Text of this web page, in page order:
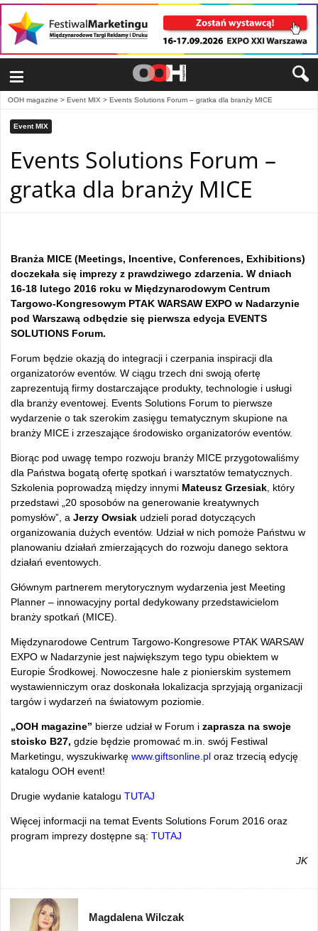
≡
OOH magazine > Event MIX > Events Solutions Forum – gratka dla branży MICE
Event MIX
Events Solutions Forum –
gratka dla branży MICE
Branża MICE (Meetings, Incentive, Conferences, Exhibitions)
doczekała się imprezy z prawdziwego zdarzenia. W dniach
16-18 lutego 2016 roku w Międzynarodowym Centrum
Targowo-Kongresowym PTAK WARSAW EXPO w Nadarzynie
pod Warszawą odbędzie się pierwsza edycja EVENTS
SOLUTIONS Forum.
Forum będzie okazją do integracji i czerpania inspiracji dla
organizatorów eventów. W ciągu trzech dni swoją ofertę
zaprezentują firmy dostarczające produkty, technologie i usługi
dla branży eventowej. Events Solutions Forum to pierwsze
wydarzenie o tak szerokim zasięgu tematycznym skupione na
branży MICE i zrzeszające środowisko organizatorów eventów.
Biorąc pod uwagę tempo rozwoju branży MICE przygotowaliśmy
dla Państwa bogatą ofertę spotkań i warsztatów tematycznych.
Szkolenia poprowadzą między innymi Mateusz Grzesiak , który
przedstawi „20 sposobów na generowanie kreatywnych
pomysłów”, a Jerzy Owsiak udzieli porad dotyczących
organizowania dużych eventów. Udział w nich pomoże Państwu w
planowaniu działań zmierzających do rozwoju danego sektora
działań eventowych.
Głównym partnerem merytorycznym wydarzenia jest Meeting
Planner – innowacyjny portal dedykowany przedstawicielom
branży spotkań (MICE).
Międzynarodowe Centrum Targowo-Kongresowe PTAK WARSAW
EXPO w Nadarzynie jest największym tego typu obiektem w
Europie Środkowej. Nowoczesne hale z pionierskim systemem
wystawienniczym oraz doskonała lokalizacja sprzyjają organizacji
targów i wydarzeń na światowym poziomie.
„OOH magazine” bierze udział w Forum i zaprasza na swoje
stoisko B27, gdzie będzie promować m.in. swój Festiwal
Marketingu, wyszukiwarkę www.giftsonline.pl oraz trzecią edycję
katalogu OOH event!
Drugie wydanie katalogu TUTAJ
Więcej informacji na temat Events Solutions Forum 2016 oraz
program imprezy dostępne są: TUTAJ
JK
Magdalena Wilczak